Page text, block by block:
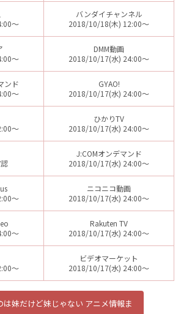
～
バンダイチャンネル
2018/10/18(木) 12:00～
～
DMM動画
2018/10/17(水) 24:00～
ンド
～
GYAO!
2018/10/17(水) 24:00～
～
ひかりTV
2018/10/17(水) 24:00～
J:COMオンデマンド
2018/10/17(水) 24:00～
～
ニコニコ動画
2018/10/17(水) 24:00～
～
Rakuten TV
2018/10/17(水) 24:00～
～
ビデオマーケット
2018/10/17(水) 24:00～
は妹だけど妹じゃない アニメ情報ま